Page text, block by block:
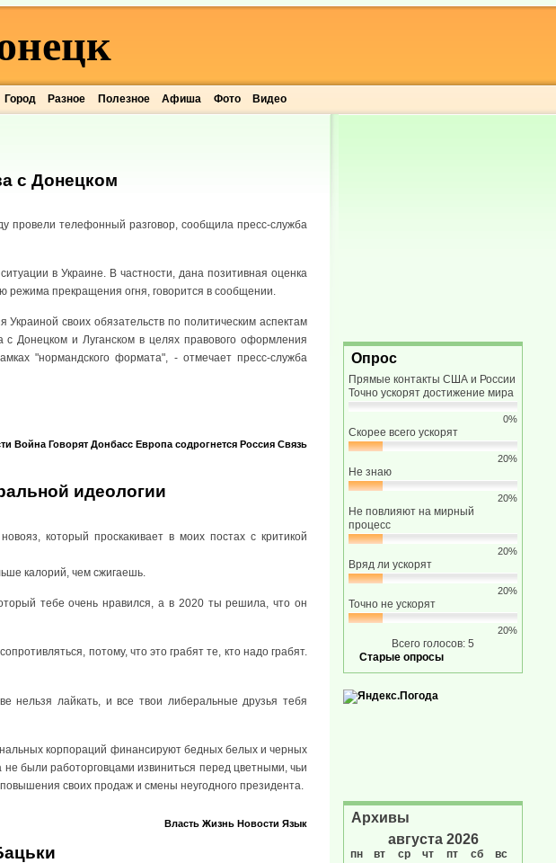
Город Разное Полезное Афиша Фото Видео
с Донецком
телефонный разговор, сообщила пресс-служба
в Украине. В частности, дана позитивная оценка
режима прекращения огня, говорится в сообщении.
своих обязательств по политическим аспектам
с Донецком и Луганском в целях правового оформления
"нормандского формата", - отмечает пресс-служба
Война Говорят Донбасс Европа содрогнется Россия Связь
идеологии
который проскакивает в моих постах с критикой
калорий, чем сжигаешь.
тебе очень нравился, а в 2020 ты решила, что он
потому, что это грабят те, кто надо грабят.
нельзя лайкать, и все твои либеральные друзья тебя
корпораций финансируют бедных белых и черных
были работорговцами извиниться перед цветными, чьи
своих продаж и смены неугодного президента.
Власть Жизнь Новости Язык
Опрос
Прямые контакты США и России
Точно ускорят достижение мира
0%
Скорее всего ускорят
20%
Не знаю
20%
Не повлияют на мирный
процесс
20%
Вряд ли ускорят
20%
Точно не ускорят
20%
Всего голосов: 5
Старые опросы
Архивы
августа 2026
пн вт ср чт пт сб
вс